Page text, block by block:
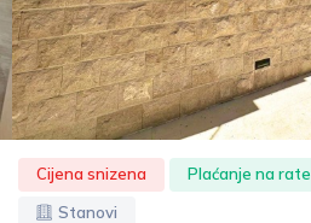
Cijena snizena Plaćanje na rate
Stanovi